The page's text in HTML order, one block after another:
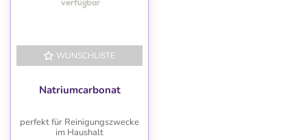
WUNSCHLISTE
Natriumcarbonat
perfekt für Reinigungszwecke
im Haushalt